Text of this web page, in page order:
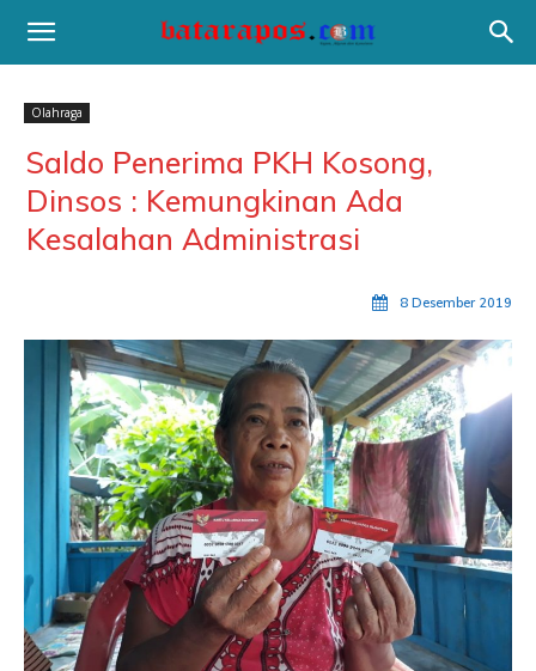
Olahraga
Saldo Penerima PKH Kosong,
Dinsos : Kemungkinan Ada
Kesalahan Administrasi
8 Desember 2019